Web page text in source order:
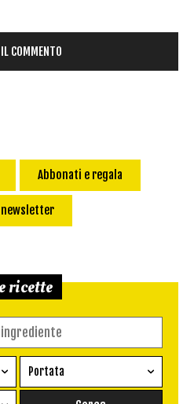
Abbonati e regala
ricette
Portata